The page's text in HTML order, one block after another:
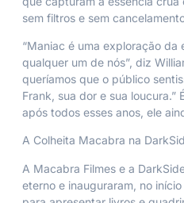
sem filtros e sem
“Maniac é uma exploração da
qualquer um de nós”, diz
queríamos que o público
Frank, sua dor e sua loucura.”
após todos esses anos, ele
A Colheita Macabra na
A Macabra Filmes e a
eterno e inauguraram, no